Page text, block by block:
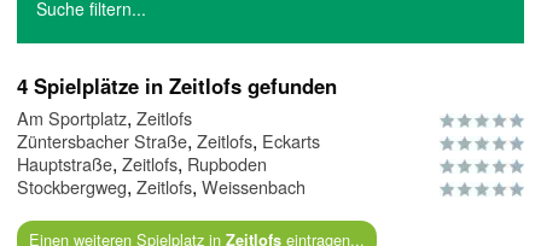
Suche filtern...
4 Spielplätze in Zeitlofs gefunden
Am Sportplatz, Zeitlofs
Züntersbacher Straße, Zeitlofs, Eckarts
Hauptstraße, Zeitlofs, Rupboden
Stockbergweg, Zeitlofs, Weissenbach
Einen weiteren Spielplatz in Zeitlofseintragen...